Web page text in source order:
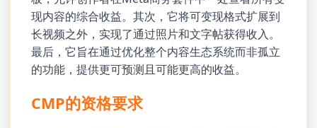
现内容的综合收益。其次，它将可变现格式扩展到
长视频之外，实现了通过照片和文字帖获得收入。
最后，它旨在通过优化整个内容生态系统而非孤立
的功能，提供更可预测且可能更高的收益。
CMP的资格要求